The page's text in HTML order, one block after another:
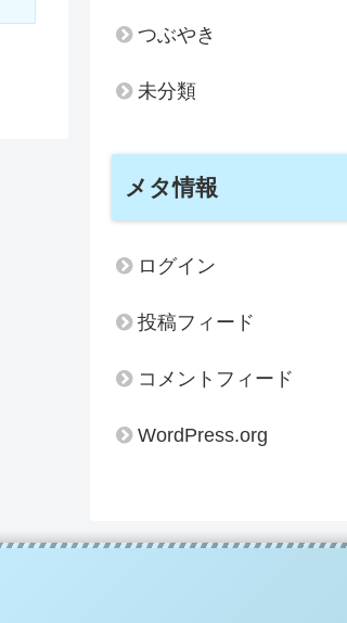
つぶやき
未分類
メタ情報
ログイン
投稿フィード
コメントフィード
WordPress.org